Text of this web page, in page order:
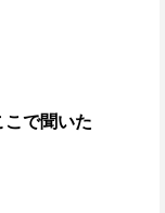
こで聞いた